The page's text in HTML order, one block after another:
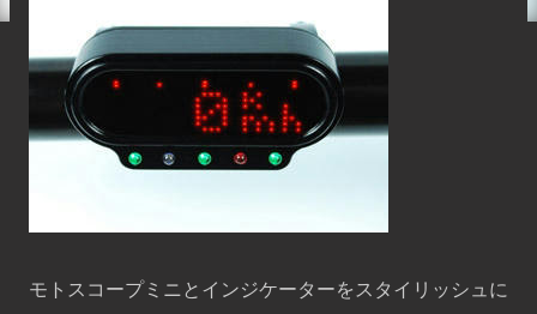
モトスコープミニとインジケーターをスタイリッシュに